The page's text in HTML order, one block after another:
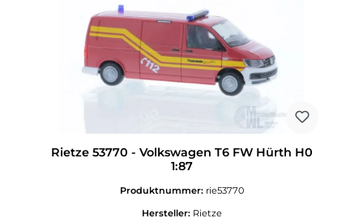
Rietze 53770 - Volkswagen T6 FW Hürth H0
1:87
Produktnummer: rie53770
Hersteller: Rietze